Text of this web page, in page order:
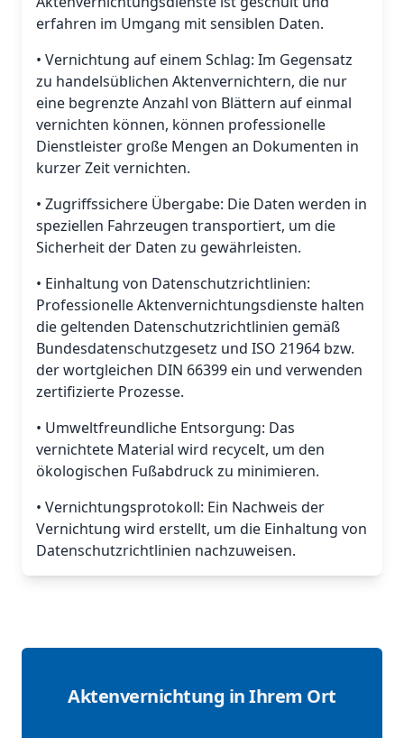
erfahren im Umgang mit sensiblen Daten.
• Vernichtung auf einem Schlag: Im Gegensatz
zu handelsüblichen Aktenvernichtern, die nur
eine begrenzte Anzahl von Blättern auf einmal
vernichten können, können professionelle
Dienstleister große Mengen an Dokumenten in
kurzer Zeit vernichten.
• Zugriffssichere Übergabe: Die Daten werden in
speziellen Fahrzeugen transportiert, um die
Sicherheit der Daten zu gewährleisten.
• Einhaltung von Datenschutzrichtlinien:
Professionelle Aktenvernichtungsdienste halten
die geltenden Datenschutzrichtlinien gemäß
Bundesdatenschutzgesetz und ISO 21964 bzw.
der wortgleichen DIN 66399 ein und verwenden
zertifizierte Prozesse.
• Umweltfreundliche Entsorgung: Das
vernichtete Material wird recycelt, um den
ökologischen Fußabdruck zu minimieren.
• Vernichtungsprotokoll: Ein Nachweis der
Vernichtung wird erstellt, um die Einhaltung von
Datenschutzrichtlinien nachzuweisen.
Aktenvernichtung in Ihrem Ort